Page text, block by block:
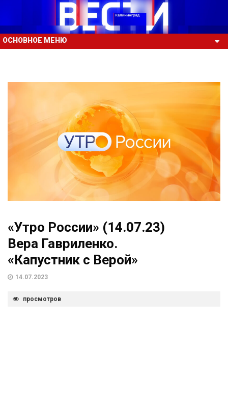
ОСНОВНОЕ МЕНЮ
«Утро России» (14.07.23)
Вера Гавриленко.
«Капустник с Верой»
14.07.2023
просмотров